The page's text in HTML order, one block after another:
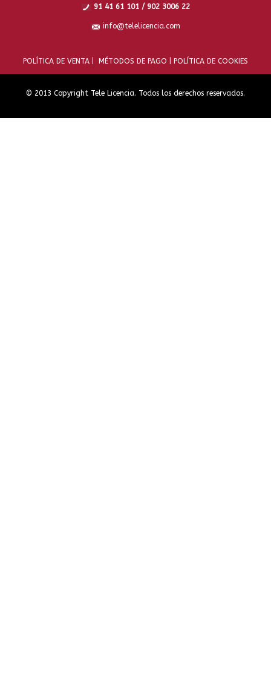
91 41 61 101 / 902 3006 22
info@telelicencia.com
POLÍTICA DE VENTA | MÉTODOS DE PAGO | POLÍTICA DE COOKIES
© 2013 Copyright Tele Licencia. Todos los derechos reservados.